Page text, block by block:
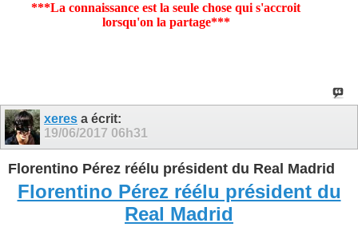
***La connaissance est la seule chose qui s'accroit
lorsqu'on la partage***
xeres a écrit:
19/06/2017 06h31
Florentino Pérez réélu président du Real Madrid
Florentino Pérez réélu président du
Real Madrid